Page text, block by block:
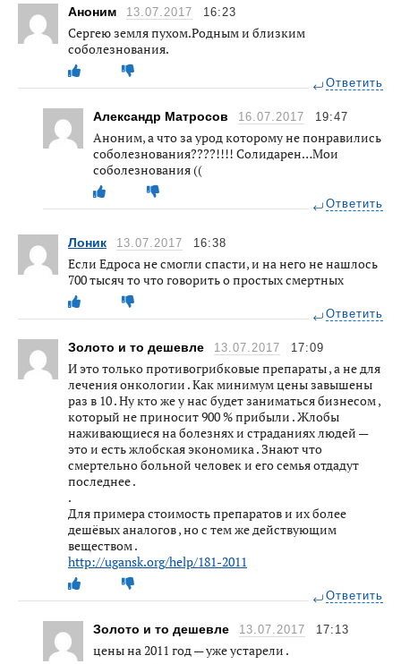
Аноним 13.07.2017 16:23
Сергею земля пухом.Родным и близким
соболезнования.
Ответить
Александр Матросов 16.07.2017 19:47
Аноним, а что за урод которому не понравились
соболезнования????!!!! Солидарен…Мои
соболезнования ((
Ответить
Лоник 13.07.2017 16:38
Если Едроса не смогли спасти, и на него не нашлось
700 тысяч то что говорить о простых смертных
Ответить
Золото и то дешевле 13.07.2017 17:09
И это только противогрибковые препараты , а не для
лечения онкологии . Как минимум цены завышены
раз в 10 . Ну кто же у нас будет заниматься бизнесом ,
который не приносит 900 % прибыли . Жлобы
наживающиеся на болезнях и страданиях людей —
это и есть жлобская экономика . Знают что
смертельно больной человек и его семья отдадут
последнее .
.
Для примера стоимость препаратов и их более
дешёвых аналогов , но с тем же действующим
веществом .
http://ugansk.org/help/181-2011
Ответить
Золото и то дешевле 13.07.2017 17:13
цены на 2011 год — уже устарели .